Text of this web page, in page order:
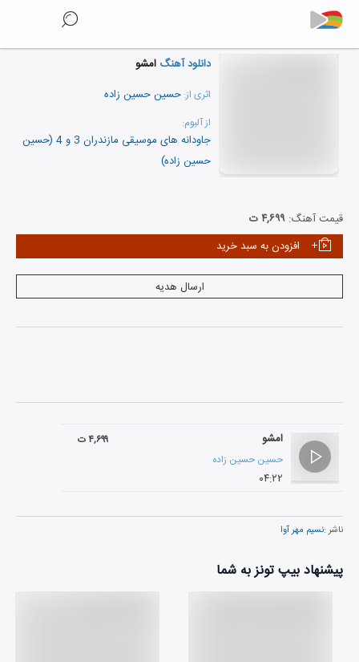
دانلود آهنگ امشو
اثری از: حسین حسین زاده
از آلبوم:
جاودانه های موسیقی مازندران 3 و 4 (حسین
حسین زاده)
قیمت آهنگ: ۴,۶۹۹ ت
افزودن به سبد خرید
ارسال هدیه
امشو
حسین حسین زاده
۰۴:۲۲
۴,۶۹۹ ت
ناشر :نسیم مهر آوا
پیشنهاد بیپ تونز به شما